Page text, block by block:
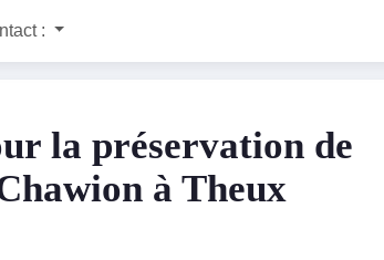
:
la préservation de
à Theux